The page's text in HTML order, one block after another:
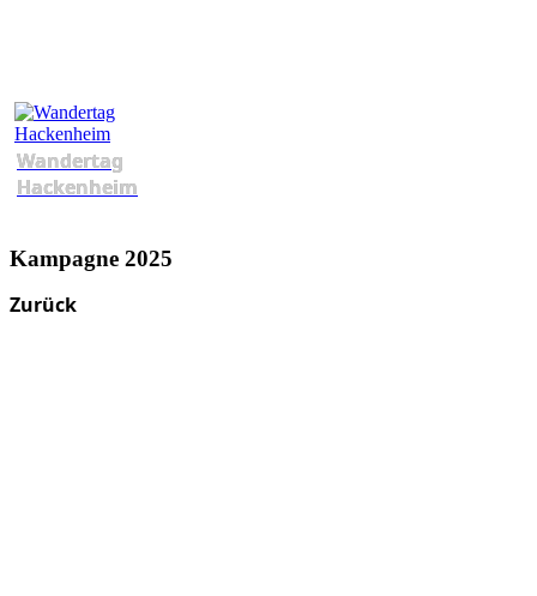
Wandertag
Hackenheim
Kampagne 2025
Zurück